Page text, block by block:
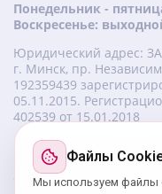
Понедельник -
Воскресенье:
Юридический адрес:
г. Минск, пр.
‎192359439
05.11.2015.
402539 от 15.01.2018
Изготовитель beurer:
89077-УЛМ, Германия.
Файлы
Мы используем файлы